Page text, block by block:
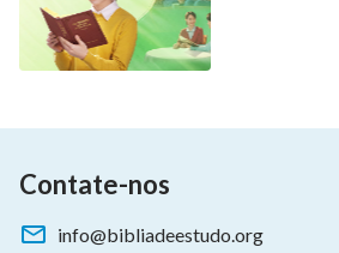
Contate-nos
info@bibliadeestudo.org